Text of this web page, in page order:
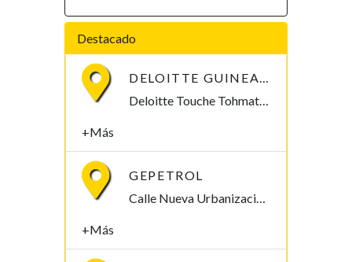
Destacado
+Más
GEPETROL
+Más